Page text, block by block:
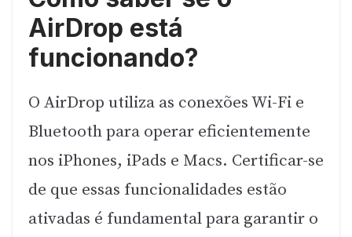
AirDrop está
funcionando?
O AirDrop utiliza as conexões Wi-Fi e
Bluetooth para operar eficientemente
nos iPhones, iPads e Macs. Certificar-se
de que essas funcionalidades estão
ativadas é fundamental para garantir o